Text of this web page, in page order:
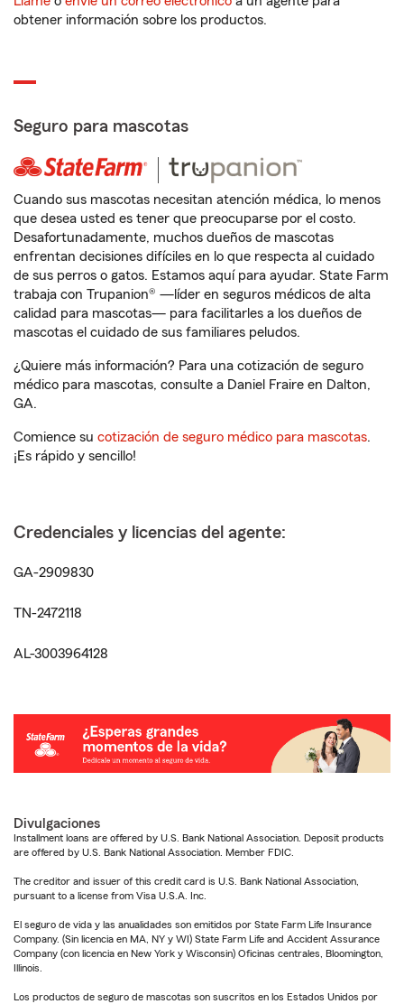
obtener información sobre los productos.
Seguro para mascotas
Cuando sus mascotas necesitan atención médica, lo menos
que desea usted es tener que preocuparse por el costo.
Desafortunadamente, muchos dueños de mascotas
enfrentan decisiones difíciles en lo que respecta al cuidado
de sus perros o gatos. Estamos aquí para ayudar. State Farm
trabaja con Trupanion® —líder en seguros médicos de alta
calidad para mascotas— para facilitarles a los dueños de
mascotas el cuidado de sus familiares peludos.
¿Quiere más información? Para una cotización de seguro
médico para mascotas, consulte a Daniel Fraire en Dalton,
GA.
Comience su cotización de seguro médico para mascotas.
¡Es rápido y sencillo!
Credenciales y licencias del agente:
GA-2909830
TN-2472118
AL-3003964128
Divulgaciones
Installment loans are offered by U.S. Bank National Association. Deposit products
are offered by U.S. Bank National Association. Member FDIC.
The creditor and issuer of this credit card is U.S. Bank National Association,
pursuant to a license from Visa U.S.A. Inc.
El seguro de vida y las anualidades son emitidos por State Farm Life Insurance
Company. (Sin licencia en MA, NY y WI) State Farm Life and Accident Assurance
Company (con licencia en New York y Wisconsin) Oficinas centrales, Bloomington,
Illinois.
Los productos de seguro de mascotas son suscritos en los Estados Unidos por